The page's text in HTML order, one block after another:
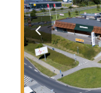
Previous